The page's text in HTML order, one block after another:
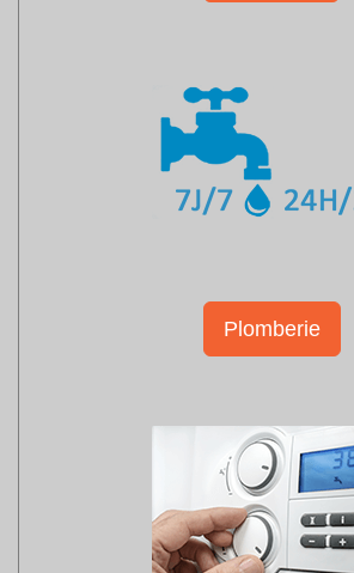
Plomberie